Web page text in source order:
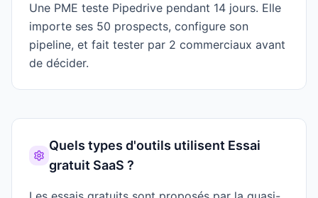
Une PME teste Pipedrive pendant 14 jours. Elle
importe ses 50 prospects, configure son
pipeline, et fait tester par 2 commerciaux avant
de décider.
Quels types d'outils utilisent Essai
gratuit SaaS ?